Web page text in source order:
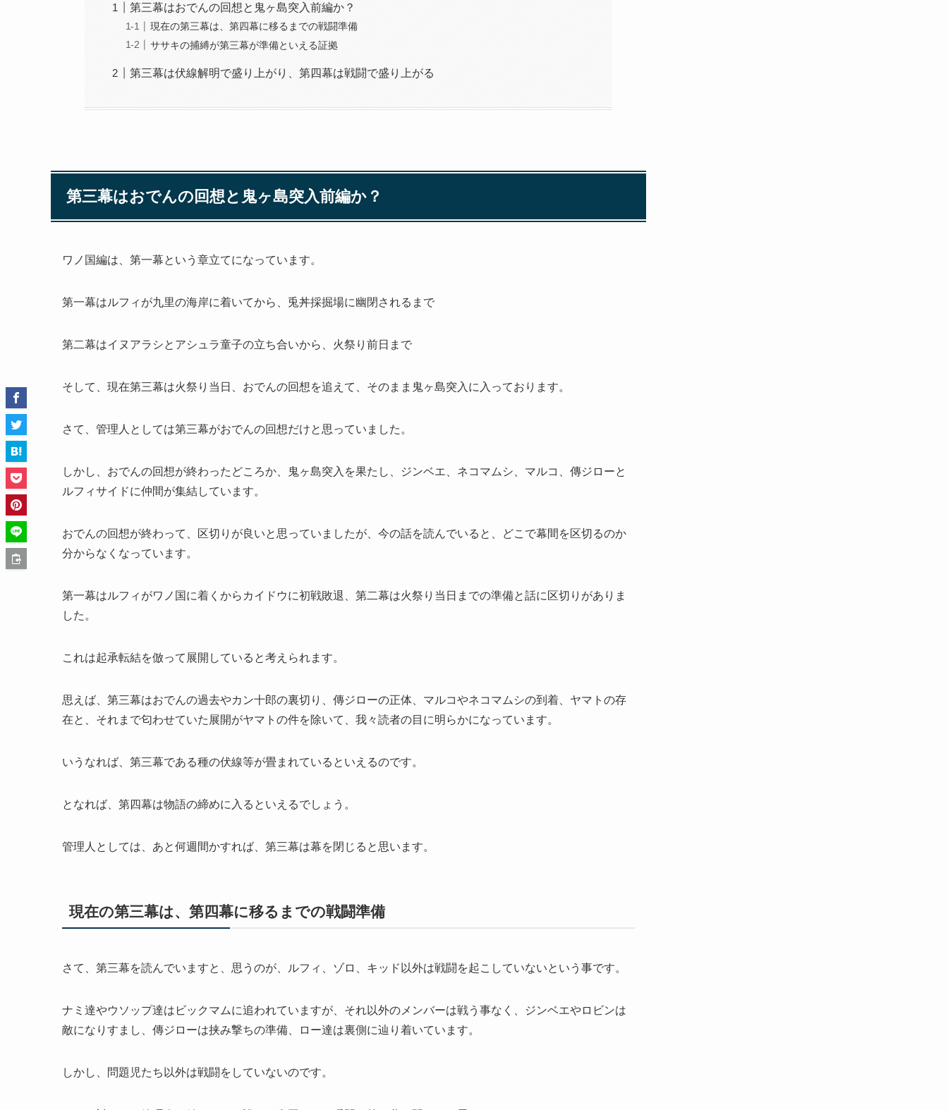
第三幕はおでんの回想と鬼ヶ島突入前編か？
現在の第三幕は、第四幕に移るまでの戦闘準備
ササキの捕縛が第三幕が準備といえる証拠
第三幕は伏線解明で盛り上がり、第四幕は戦闘で盛り上がる
第三幕はおでんの回想と鬼ヶ島突入前編か？
ワノ国編は、第一幕という章立てになっています。
第一幕はルフィが九里の海岸に着いてから、兎丼採掘場に幽閉されるまで
第二幕はイヌアラシとアシュラ童子の立ち合いから、火祭り前日まで
そして、現在第三幕は火祭り当日、おでんの回想を追えて、そのまま鬼ヶ島突入に入っております。
さて、管理人としては第三幕がおでんの回想だけと思っていました。
しかし、おでんの回想が終わったどころか、鬼ヶ島突入を果たし、ジンベエ、ネコマムシ、マルコ、傳ジローと
ルフィサイドに仲間が集結しています。
おでんの回想が終わって、区切りが良いと思っていましたが、今の話を読んでいると、どこで幕間を区切るのか
分からなくなっています。
第一幕はルフィがワノ国に着くからカイドウに初戦敗退、第二幕は火祭り当日までの準備と話に区切りがありま
した。
これは起承転結を倣って展開していると考えられます。
思えば、第三幕はおでんの過去やカン十郎の裏切り、傳ジローの正体、マルコやネコマムシの到着、ヤマトの存
在と、それまで匂わせていた展開がヤマトの件を除いて、我々読者の目に明らかになっています。
いうなれば、第三幕である種の伏線等が畳まれているといえるのです。
となれば、第四幕は物語の締めに入るといえるでしょう。
管理人としては、あと何週間かすれば、第三幕は幕を閉じると思います。
現在の第三幕は、第四幕に移るまでの戦闘準備
さて、第三幕を読んでいますと、思うのが、ルフィ、ゾロ、キッド以外は戦闘を起こしていないという事です。
ナミ達やウソップ達はビックマムに追われていますが、それ以外のメンバーは戦う事なく、ジンベエやロビンは
敵になりすまし、傳ジローは挟み撃ちの準備、ロー達は裏側に辿り着いています。
しかし、問題児たち以外は戦闘をしていないのです。